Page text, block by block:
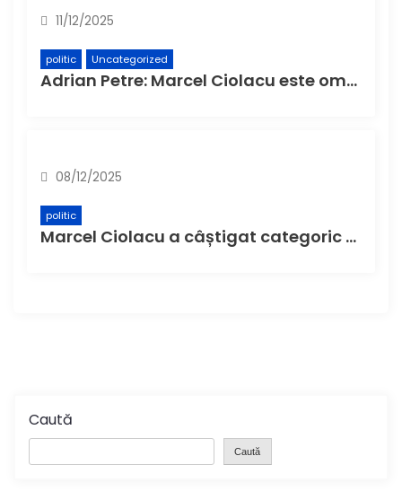
11/12/2025
politic Uncategorized
Adrian Petre: Marcel Ciolacu este omul potrivit să asigure continuitatea la Consiliul Județean
08/12/2025
politic
Marcel Ciolacu a câștigat categoric șefia Consiliului Județean Buzău
Caută
Caută